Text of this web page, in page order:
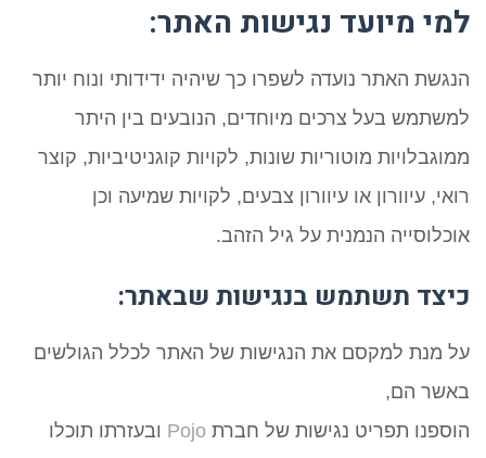
למי מיועד נגישות האתר:
הנגשת האתר נועדה לשפרו כך שיהיה ידידותי ונוח יותר
למשתמש בעל צרכים מיוחדים, הנובעים בין היתר
ממוגבלויות מוטוריות שונות, לקויות קוגניטיביות, קוצר
רואי, עיוורון או עיוורון צבעים, לקויות שמיעה וכן
אוכלוסייה הנמנית על גיל הזהב.
כיצד תשתמש בנגישות שבאתר:
על מנת למקסם את הנגישות של האתר לכלל הגולשים
באשר הם,
הוספנו תפריט נגישות של חברת Pojo ובעזרתו תוכלו